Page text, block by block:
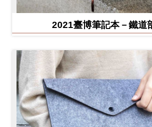
2021臺博筆記本－鐵道